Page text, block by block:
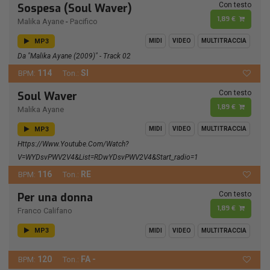
Sospesa (Soul Waver)
Malika Ayane - Pacifico
Con testo
1,89 €
MP3 MIDI VIDEO MULTITRACCIA
Da "Malika Ayane (2009)" - Track 02
BPM: 114 Ton.: SI
Soul Waver
Malika Ayane
Con testo
1,89 €
MP3 MIDI VIDEO MULTITRACCIA
Https://www.youtube.com/watch?
V=wYDsvPWV2V4&list=RDwYDsvPWV2V4&start_radio=1
BPM: 116 Ton.: RE
Per una donna
Franco Califano
Con testo
1,89 €
MP3 MIDI VIDEO MULTITRACCIA
BPM: 120 Ton.: FA -